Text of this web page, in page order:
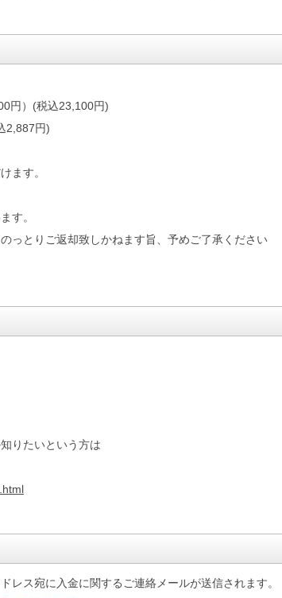
円）(税込23,100円)
2,887円)
ます。
す。
っとりご返却致しかねます旨、予めご了承ください
りたいという方は
ス宛に入金に関するご連絡メールが送信されます。